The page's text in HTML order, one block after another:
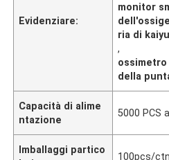
Evidenziare:
monitor
ria di kaiyu
,
della
Capacità di alime
ntazione
5000 PCS
Imballaggi partico
100pcs/ctn